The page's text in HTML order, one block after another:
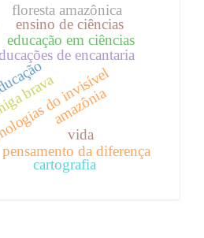
bravaamazônia
de encantaria
do invisível
pensamento da diferença
vida
educação em ciências
ensino de ciências
cartografia
floresta amazônica